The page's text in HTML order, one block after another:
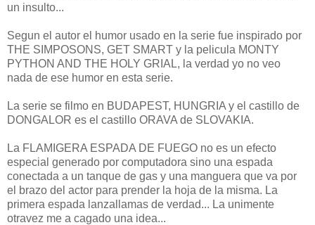
un insulto...
Segun el autor el humor usado en la serie fue inspirado por
THE SIMPOSONS, GET SMART y la pelicula MONTY
PYTHON AND THE HOLY GRIAL, la verdad yo no veo
nada de ese humor en esta serie.
La serie se filmo en BUDAPEST, HUNGRIA y el castillo de
DONGALOR es el castillo ORAVA de SLOVAKIA.
La FLAMIGERA ESPADA DE FUEGO no es un efecto
especial generado por computadora sino una espada
conectada a un tanque de gas y una manguera que va por
el brazo del actor para prender la hoja de la misma. La
primera espada lanzallamas de verdad... La unimente
otravez me a cagado una idea...